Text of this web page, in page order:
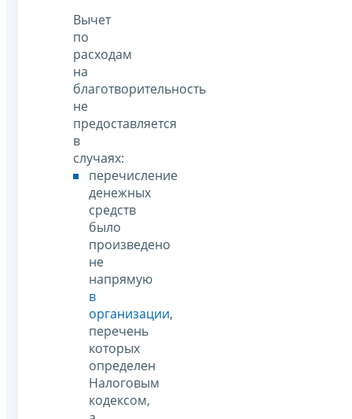
Вычет
по
расходам
на
благотворительность
не
предоставляется
в
случаях:
перечисление
денежных
средств
было
произведено
не
напрямую
в
организации,
перечень
которых
определен
Налоговым
кодексом,